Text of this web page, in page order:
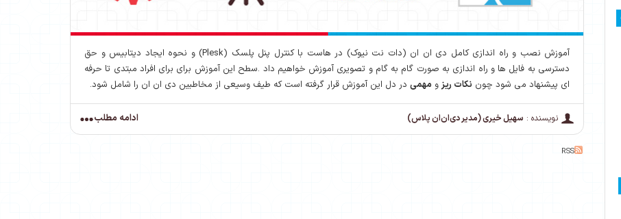
آموزش نصب و راه اندازی کامل دی ان ان (دات نت نیوک) در هاست با کنترل پنل پلسک (Plesk) و نحوه ایجاد دیتابیس و حق
دسترسی به فایل ها و راه اندازی به صورت گام به گام و تصویری آموزش خواهیم داد .سطح این آموزش برای برای افراد مبتدی تا حرفه
ای پیشنهاد می شود چون نکات ریز و مهمی در دل این آموزش قرار گرفته است که طیف وسیعی از مخاطبین دی ان ان را شامل شود.
نویسنده : سهیل خیری (مدیر دی‌ان‌ان پلاس) ادامه مطلب
RSS